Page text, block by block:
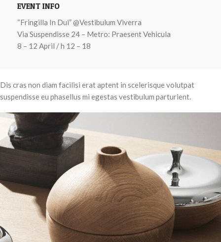
EVENT INFO
“Fringilla In Dui” @Vestibulum Viverra
Via Suspendisse 24 – Metro: Praesent Vehicula
8 – 12 April / h 12 – 18
Dis cras non diam facilisi erat aptent in scelerisque volutpat
suspendisse eu phasellus mi egestas vestibulum parturient.